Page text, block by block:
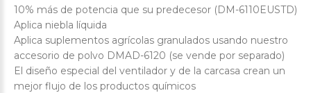
10% más de potencia que su predecesor (DM-6110EUSTD)
Aplica niebla líquida
Aplica suplementos agrícolas granulados usando nuestro
accesorio de polvo DMAD-6120 (se vende por separado)
El diseño especial del ventilador y de la carcasa crean un
mejor flujo de los productos químicos